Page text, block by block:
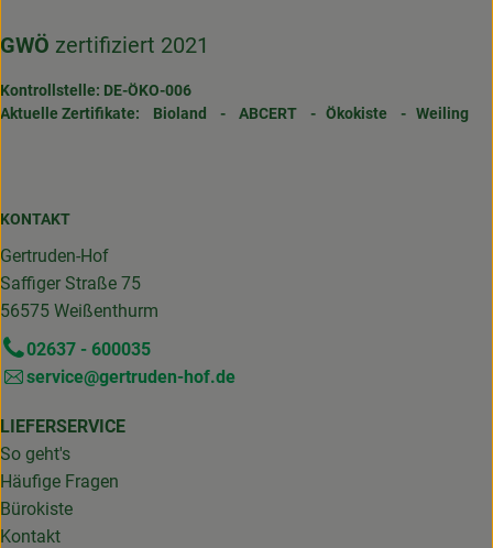
GWÖ zertifiziert 2021
Kontrollstelle: DE-ÖKO-006
Aktuelle Zertifikate: Bioland - ABCERT - Ökokiste - Weiling
KONTAKT
Gertruden-Hof
Saffiger Straße 75
56575 Weißenthurm
02637 - 600035
service@gertruden-hof.de
LIEFERSERVICE
So geht's
Häufige Fragen
Bürokiste
Kontakt